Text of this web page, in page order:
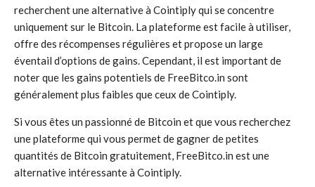
recherchent une alternative à Cointiply qui se concentre
uniquement sur le Bitcoin. La plateforme est facile à utiliser,
offre des récompenses régulières et propose un large
éventail d’options de gains. Cependant, il est important de
noter que les gains potentiels de FreeBitco.in sont
généralement plus faibles que ceux de Cointiply.
Si vous êtes un passionné de Bitcoin et que vous recherchez
une plateforme qui vous permet de gagner de petites
quantités de Bitcoin gratuitement, FreeBitco.in est une
alternative intéressante à Cointiply.